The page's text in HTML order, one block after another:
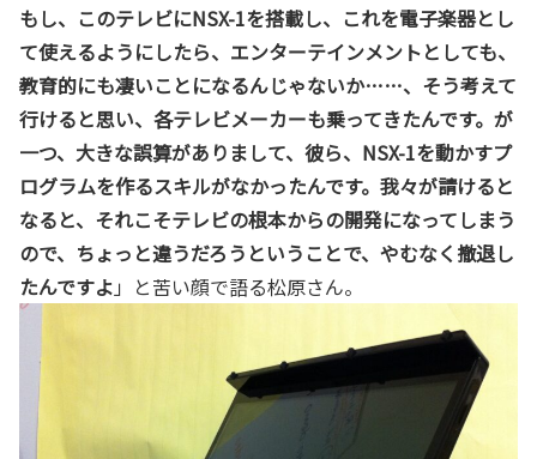
もし、このテレビにNSX-1を搭載し、これを電子楽器とし
て使えるようにしたら、エンターテインメントとしても、
教育的にも凄いことになるんじゃないか……、そう考えて
行けると思い、各テレビメーカーも乗ってきたんです。が
一つ、大きな誤算がありまして、彼ら、NSX-1を動かすプ
ログラムを作るスキルがなかったんです。我々が請けると
なると、それこそテレビの根本からの開発になってしまう
ので、ちょっと違うだろうということで、やむなく撤退し
たんですよ 」と苦い顔で語る松原さん。